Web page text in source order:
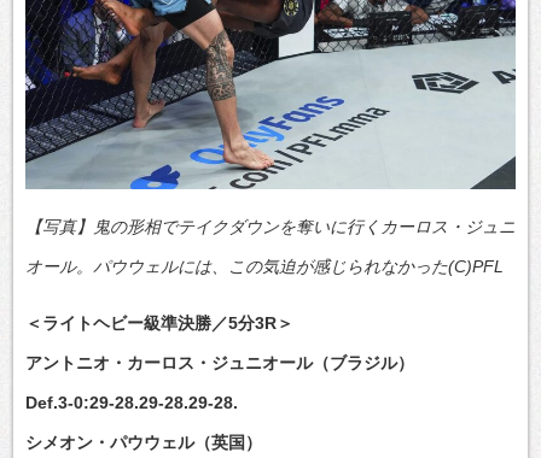
【写真】鬼の形相でテイクダウンを奪いに行くカーロス・ジュニ
オール。パウウェルには、この気迫が感じられなかった(C)PFL
＜ライトヘビー級準決勝／5分3R＞
アントニオ・カーロス・ジュニオール（ブラジル）
Def.3-0:29-28.29-28.29-28.
シメオン・パウウェル（英国）